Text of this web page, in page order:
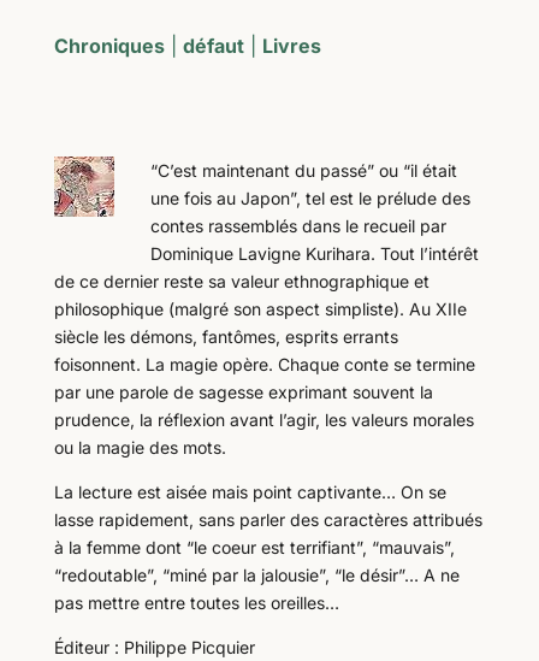
Chroniques| défaut| Livres
“C’est maintenant du passé” ou “il était
une fois au Japon”, tel est le prélude des
contes rassemblés dans le recueil par
Dominique Lavigne Kurihara. Tout l’intérêt
de ce dernier reste sa valeur ethnographique et
philosophique (malgré son aspect simpliste). Au XIIe
siècle les démons, fantômes, esprits errants
foisonnent. La magie opère. Chaque conte se termine
par une parole de sagesse exprimant souvent la
prudence, la réflexion avant l’agir, les valeurs morales
ou la magie des mots.
La lecture est aisée mais point captivante… On se
lasse rapidement, sans parler des caractères attribués
à la femme dont “le coeur est terrifiant”, “mauvais”,
“redoutable”, “miné par la jalousie”, “le désir”… A ne
pas mettre entre toutes les oreilles…
Éditeur : Philippe Picquier